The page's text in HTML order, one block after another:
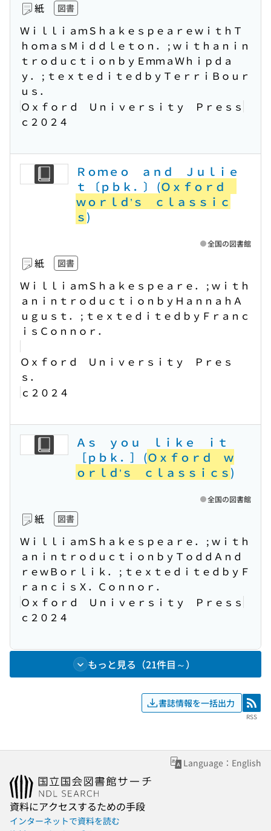
紙 図書
ＷｉｌｌｉａｍＳｈａｋｅｓｐｅａｒｅｗｉｔｈＴ
ｈｏｍａｓＭｉｄｄｌｅｔｏｎ． ; ｗｉｔｈａｎｉｎ
ｔｒｏｄｕｃｔｉｏｎｂｙＥｍｍａＷｈｉｐｄａ
ｙ． ; ｔｅｘｔｅｄｉｔｅｄｂｙＴｅｒｒｉＢｏｕｒ
ｕｓ．
Ｏｘｆｏｒｄ Ｕｎｉｖｅｒｓｉｔｙ Ｐｒｅｓｓ
ｃ２０２４
Ｒｏｍｅｏ ａｎｄ Ｊｕｌｉｅ
ｔ 〔ｐｂｋ．〕 (Ｏｘｆｏｒｄ
ｗｏｒｌｄ’ｓ ｃｌａｓｓｉｃ
ｓ)
紙 図書
ＷｉｌｌｉａｍＳｈａｋｅｓｐｅａｒｅ． ; ｗｉｔｈ
ａｎｉｎｔｒｏｄｕｃｔｉｏｎｂｙＨａｎｎａｈＡ
ｕｇｕｓｔ． ; ｔｅｘｔｅｄｉｔｅｄｂｙＦｒａｎｃ
ｉｓＣｏｎｎｏｒ．
Ｏｘｆｏｒｄ Ｕｎｉｖｅｒｓｉｔｙ Ｐｒｅｓ
ｓ．
ｃ２０２４
全国の図書館
Ａｓ ｙｏｕ ｌｉｋｅ ｉｔ
［ｐｂｋ．］ (Ｏｘｆｏｒｄ ｗ
ｏｒｌｄ’ｓ ｃｌａｓｓｉｃｓ)
紙 図書
ＷｉｌｌｉａｍＳｈａｋｅｓｐｅａｒｅ． ; ｗｉｔｈ
ａｎｉｎｔｒｏｄｕｃｔｉｏｎｂｙＴｏｄｄＡｎｄ
ｒｅｗＢｏｒｌｉｋ． ; ｔｅｘｔｅｄｉｔｅｄｂｙＦ
ｒａｎｃｉｓＸ．Ｃｏｎｎｏｒ．
Ｏｘｆｏｒｄ Ｕｎｉｖｅｒｓｉｔｙ Ｐｒｅｓｓ
ｃ２０２４
全国の図書館
もっと見る（21件目～）
書誌情報を一括出力 RSS
RSS
Language：English
資料にアクセスするための手段
インターネットで資料を読む